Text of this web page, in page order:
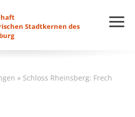
Stadtkernen des
» Schloss Rheinsberg: Frech